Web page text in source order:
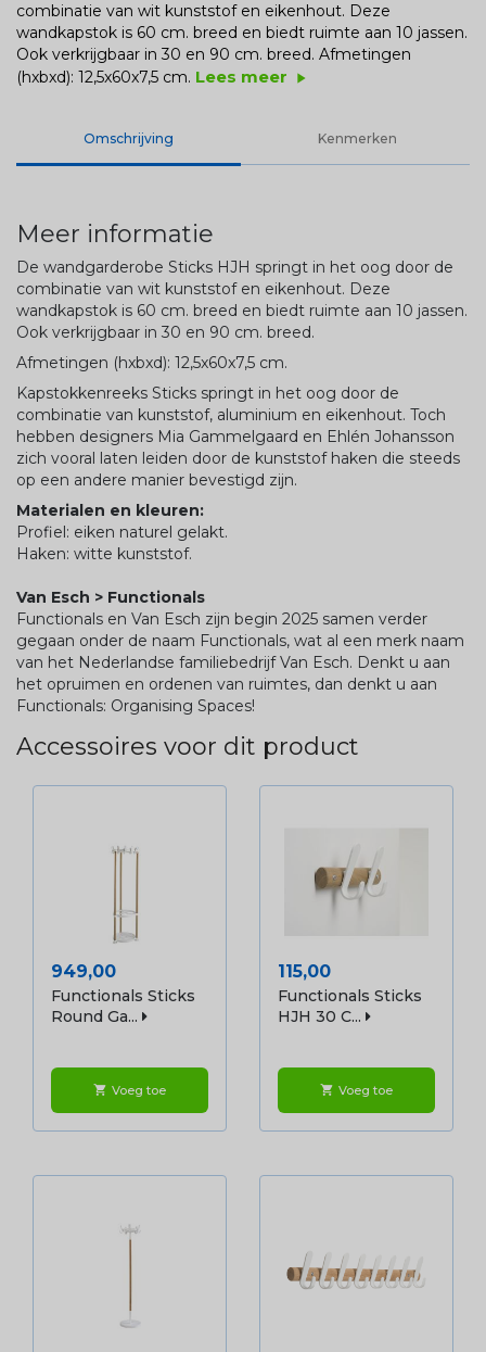
combinatie van wit kunststof en eikenhout. Deze
wandkapstok is 60 cm. breed en biedt ruimte aan 10 jassen.
Ook verkrijgbaar in 30 en 90 cm. breed. Afmetingen
(hxbxd): 12,5x60x7,5 cm. Lees meer play_arrow
Omschrijving Kenmerken
Meer informatie
De wandgarderobe Sticks HJH springt in het oog door de
combinatie van wit kunststof en eikenhout. Deze
wandkapstok is 60 cm. breed en biedt ruimte aan 10 jassen.
Ook verkrijgbaar in 30 en 90 cm. breed.
Afmetingen (hxbxd): 12,5x60x7,5 cm.
Kapstokkenreeks Sticks springt in het oog door de
combinatie van kunststof, aluminium en eikenhout. Toch
hebben designers Mia Gammelgaard en Ehlén Johansson
zich vooral laten leiden door de kunststof haken die steeds
op een andere manier bevestigd zijn.
Materialen en kleuren:
Profiel: eiken naturel gelakt.
Haken: witte kunststof.
Van Esch > Functionals
Functionals en Van Esch zijn begin 2025 samen verder
gegaan onder de naam Functionals, wat al een merk naam
van het Nederlandse familiebedrijf Van Esch. Denkt u aan
het opruimen en ordenen van ruimtes, dan denkt u aan
Functionals: Organising Spaces!
Accessoires voor dit product
Prijs
949,00
Functionals Sticks
Round Ga...
shopping_cart Voeg toe
Prijs
115,00
Functionals Sticks
HJH 30 C...
shopping_cart Voeg toe